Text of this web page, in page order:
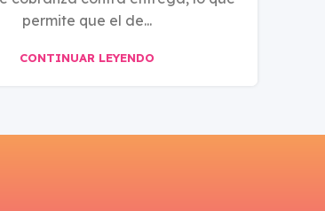
permite que el de...
CONTINUAR LEYENDO